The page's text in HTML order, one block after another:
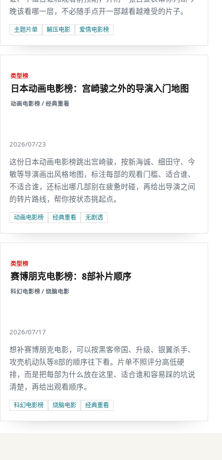
晚该看哪一层，不必随手点开一部越看越难受的片子。
主题片单 解压电影 爱情电影榜
类型榜
日本动画电影榜：宫崎骏之外的导演入门地图
动画电影榜 / 经典重看
2026/07/23
这份日本动画电影榜跳出宫崎骏，按新海诚、细田守、今
敏等导演画出风格地图，标注每部的观看门槛、适合谁、
不适合谁，还标出哪几部别在疲惫时碰，再给出导演之间
的转片路线，帮你按状态挑起点。
动画电影榜 经典重看 无剧透
类型榜
赛博朋克电影榜：8部补片顺序
科幻电影榜 / 烧脑电影
2026/07/17
想补赛博朋克电影，可以按黑客帝国、升级、银翼杀手、
攻壳机动队等8部的顺序往下看。片单不照评分高低硬
排，而是把每部为什么放在这里、适合谁和容易踩的坑说
清楚，再给出观看顺序。
科幻电影榜 烧脑电影 经典重看